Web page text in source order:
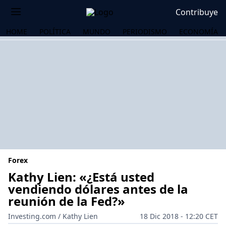
Contribuye
HOME POLÍTICA MUNDO PERIODISMO ECONOMÍA
Forex
Kathy Lien: «¿Está usted
vendiendo dólares antes de la
reunión de la Fed?»
Investing.com / Kathy Lien
18 Dic 2018 - 12:20 CET